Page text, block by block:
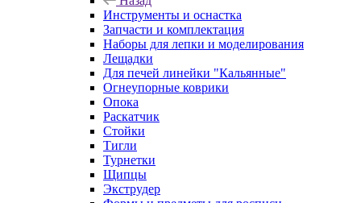
Инструменты и оснастка
Запчасти и комплектация
Наборы для лепки и моделирования
Лещадки
Для печей линейки "Кальянные"
Огнеупорные коврики
Опока
Раскатчик
Стойки
Тигли
Турнетки
Щипцы
Экструдер